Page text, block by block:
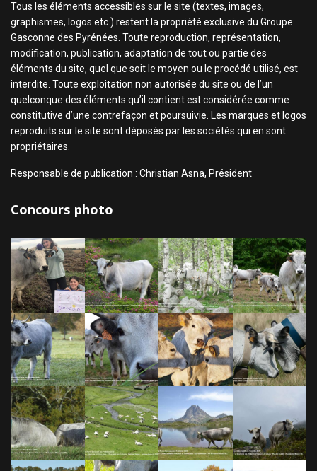
Tous les éléments accessibles sur le site (textes, images,
graphismes, logos etc.) restent la propriété exclusive du Groupe
Gasconne des Pyrénées. Toute reproduction, représentation,
modification, publication, adaptation de tout ou partie des
éléments du site, quel que soit le moyen ou le procédé utilisé, est
interdite. Toute exploitation non autorisée du site ou de l’un
quelconque des éléments qu’il contient est considérée comme
constitutive d’une contrefaçon et poursuivie. Les marques et logos
reproduits sur le site sont déposés par les sociétés qui en sont
propriétaires.
Responsable de publication : Christian Asna, Président
Concours photo